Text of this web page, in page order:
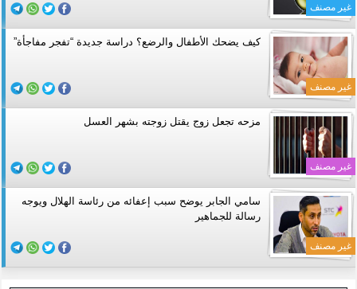
غير مصنف
غير مصنف
كيف يضحك الأطفال والرضع؟ دراسة جديدة “تفجر مفاجأة”
غير مصنف
مزحه تجعل زوج يقتل زوجته بشهر العسل
غير مصنف
سامي الجابر يوضح سبب إعفائه من رئاسة الهلال ويوجه
رسالة للجماهير